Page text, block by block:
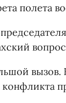
полета